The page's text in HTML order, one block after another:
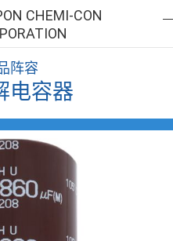
CHEMI-CON
阵容
电容器